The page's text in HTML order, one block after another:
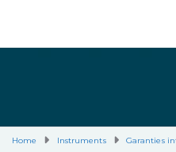
Home Instruments Garanties